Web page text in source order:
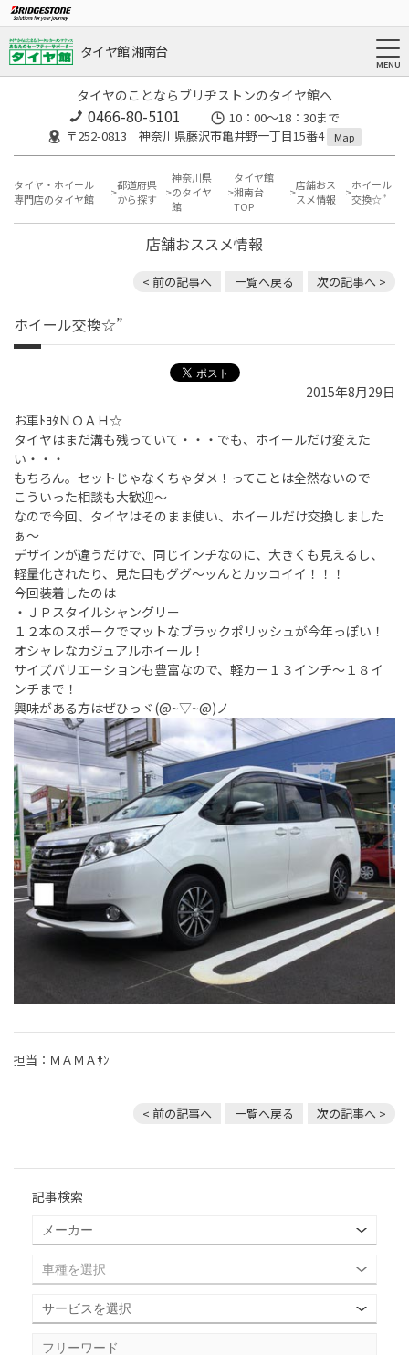
タイヤ館 湘南台
タイヤのことならブリヂストンのタイヤ館へ
0466-80-5101
10：00～18：30まで
〒252-0813 神奈川県藤沢市亀井野一丁目15番4
Map
タイヤ・ホイール
専門店のタイヤ館
都道府県
から探す
神奈川県
のタイヤ
館
タイヤ館
湘南台
TOP
店舗おス
スメ情報
ホイール
交換☆”
店舗おススメ情報
< 前の記事へ 一覧へ戻る 次の記事へ >
ホイール交換☆”
2015年8月29日
お車ﾄﾖﾀＮＯＡＨ☆
タイヤはまだ溝も残っていて・・・でも、ホイールだけ変えた
い・・・
もちろん。セットじゃなくちゃダメ！ってことは全然ないので
こういった相談も大歓迎～
なので今回、タイヤはそのまま使い、ホイールだけ交換しました
ぁ～
デザインが違うだけで、同じインチなのに、大きくも見えるし、
軽量化されたり、見た目もググ～ッんとカッコイイ！！！
今回装着したのは
・ＪＰスタイルシャングリー
１２本のスポークでマットなブラックポリッシュが今年っぽい！
オシャレなカジュアルホイール！
サイズバリエーションも豊富なので、軽カー１３インチ～１８イ
ンチまで！
興味がある方はぜひっヾ(@~▽~@)ノ
担当：ＭＡＭＡｻﾝ
< 前の記事へ 一覧へ戻る 次の記事へ >
記事検索